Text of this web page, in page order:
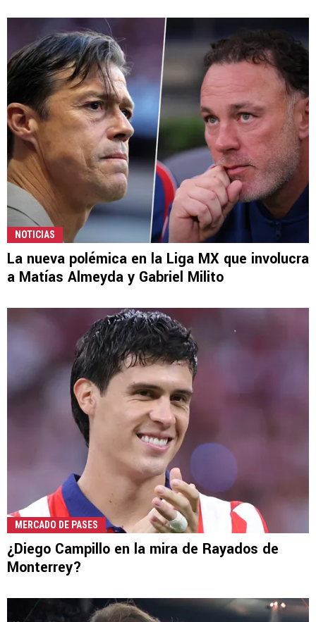
NOTICIAS
La nueva polémica en la Liga MX que involucra
a Matías Almeyda y Gabriel Milito
MERCADO DE PASES
¿Diego Campillo en la mira de Rayados de
Monterrey?